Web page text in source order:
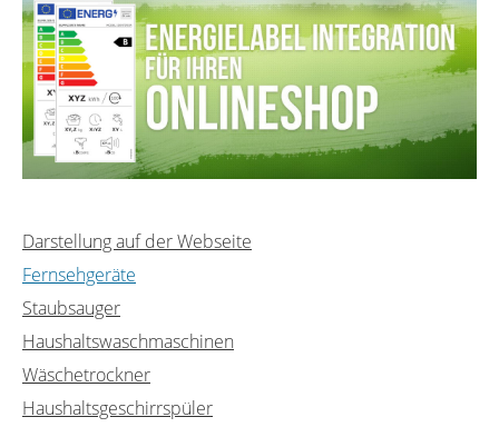
Darstellung auf der Webseite
Fernsehgeräte
Staubsauger
Haushaltswaschmaschinen
Wäschetrockner
Haushaltsgeschirrspüler